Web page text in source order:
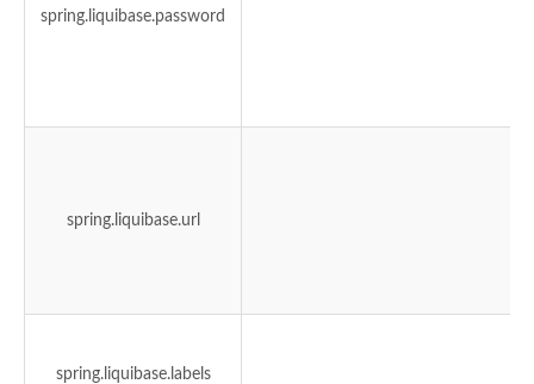
spring.liquibase.password
spring.liquibase.url
spring.liquibase.labels